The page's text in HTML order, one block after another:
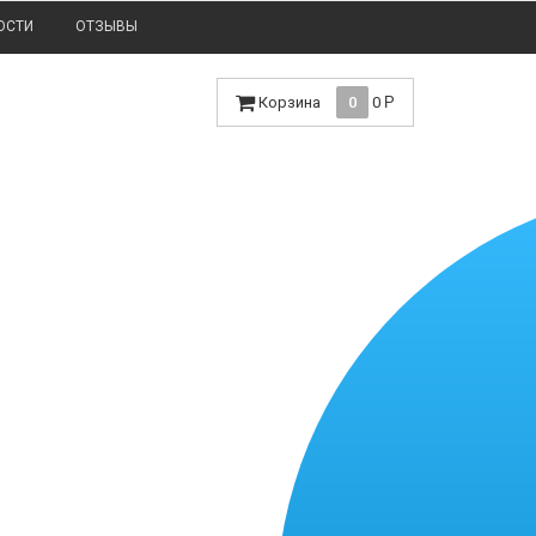
ОТЗЫВЫ
Корзина 0 0 Р